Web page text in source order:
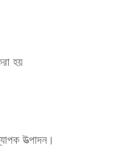
হয়
উত্পাদন।